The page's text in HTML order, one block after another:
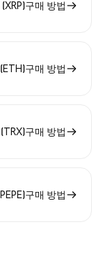
(XRP)구매 방법
구매 방법
구매 방법
구매 방법